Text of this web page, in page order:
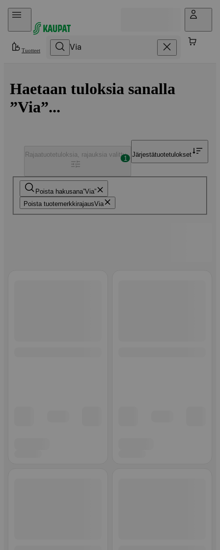
Hyppää sisältöön
Tuotteet
Haetaan tuloksia sanalla
”Via”...
Poista hakusana Via
Poista tuotemerkkirajausVia
Rajaatuotetuloksia, rajauksia valittu
1
Järjestätuotetulokset